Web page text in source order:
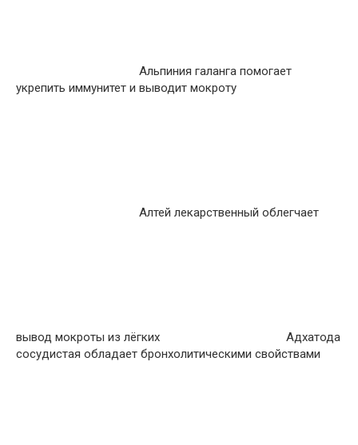
Альпиния галанга помогает
укрепить иммунитет и выводит мокроту
Алтей лекарственный облегчает
вывод мокроты из лёгких
Адхатода
сосудистая обладает бронхолитическими свойствами